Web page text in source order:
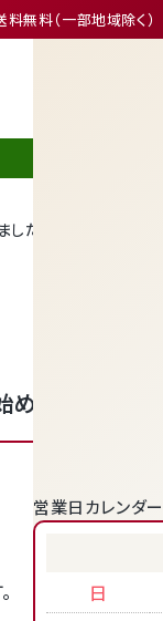
無料（一部地域除く）
営業日カレンダー
日
した
ました